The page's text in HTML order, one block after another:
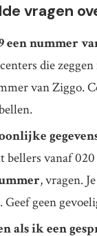
vragen
een nummer
die
van Ziggo.
vanaf
, vragen.
Geef geen
als ik een